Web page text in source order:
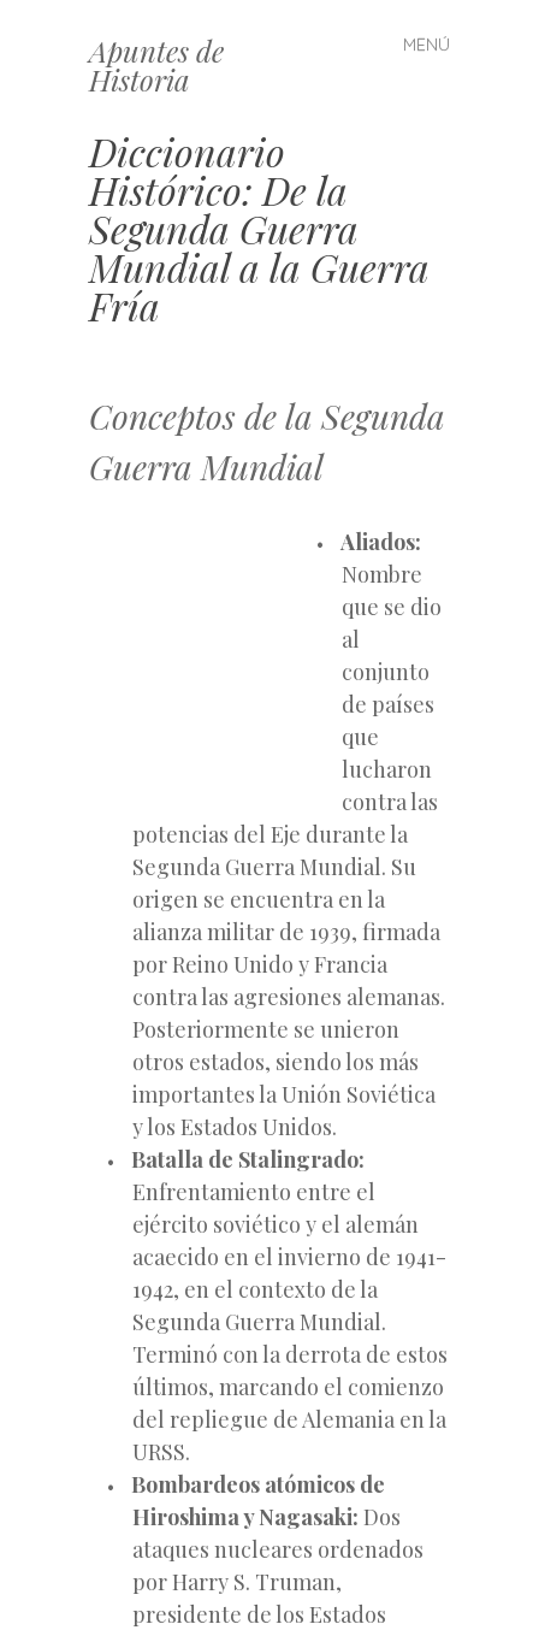
Apuntes de
Historia
MENÚ
Saltar
al
Diccionario
Histórico: De la
Segunda Guerra
Mundial a la Guerra
Fría
Conceptos de la Segunda
Guerra Mundial
Aliados:
Nombre
que se dio
al
conjunto
de países
que
lucharon
contra las
potencias del Eje durante la
Segunda Guerra Mundial. Su
origen se encuentra en la
alianza militar de 1939, firmada
por Reino Unido y Francia
contra las agresiones alemanas.
Posteriormente se unieron
otros estados, siendo los más
importantes la Unión Soviética
y los Estados Unidos.
Batalla de Stalingrado:
Enfrentamiento entre el
ejército soviético y el alemán
acaecido en el invierno de 1941-
1942, en el contexto de la
Segunda Guerra Mundial.
Terminó con la derrota de estos
últimos, marcando el comienzo
del repliegue de Alemania en la
URSS.
Bombardeos atómicos de
Hiroshima y Nagasaki: Dos
ataques nucleares ordenados
por Harry S. Truman,
presidente de los Estados